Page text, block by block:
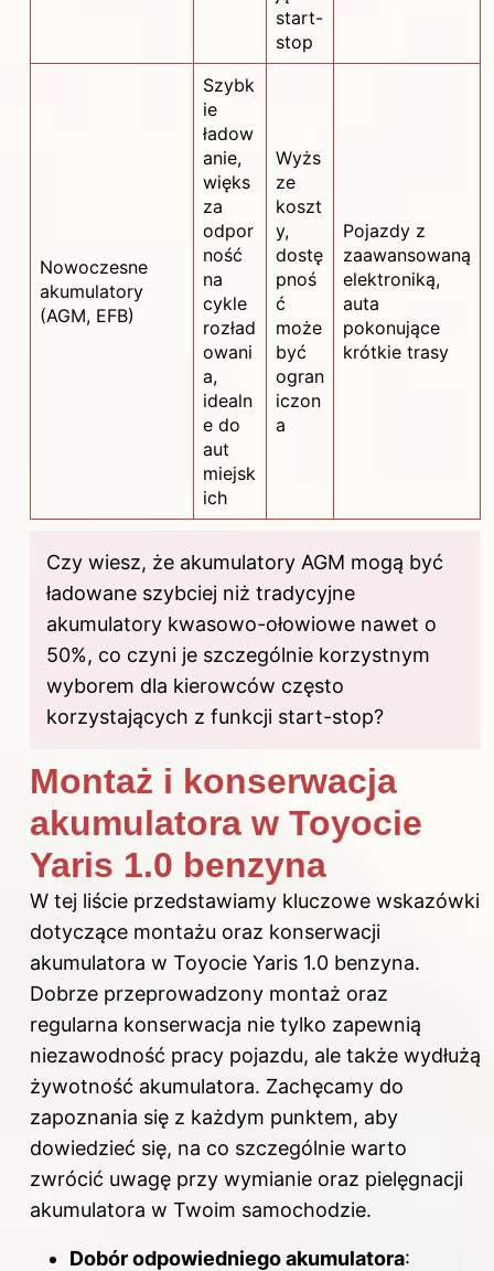
start-
stop
Nowoczesne
akumulatory
(AGM, EFB)
Szybk
ie
ładow
anie,
więks
za
odpor
ność
na
cykle
rozład
owani
a,
idealn
e do
aut
miejsk
ich
Wyżs
ze
koszt
y,
dostę
pnoś
ć
może
być
ogran
iczon
a
Pojazdy z
zaawansowaną
elektroniką,
auta
pokonujące
krótkie trasy
Czy wiesz, że akumulatory AGM mogą być
ładowane szybciej niż tradycyjne
akumulatory kwasowo-ołowiowe nawet o
50%, co czyni je szczególnie korzystnym
wyborem dla kierowców często
korzystających z funkcji start-stop?
Montaż i konserwacja
akumulatora w Toyocie
Yaris 1.0 benzyna
W tej liście przedstawiamy kluczowe wskazówki
dotyczące montażu oraz konserwacji
akumulatora w Toyocie Yaris 1.0 benzyna.
Dobrze przeprowadzony montaż oraz
regularna konserwacja nie tylko zapewnią
niezawodność pracy pojazdu, ale także wydłużą
żywotność akumulatora. Zachęcamy do
zapoznania się z każdym punktem, aby
dowiedzieć się, na co szczególnie warto
zwrócić uwagę przy wymianie oraz pielęgnacji
akumulatora w Twoim samochodzie.
Dobór odpowiedniego akumulatora: